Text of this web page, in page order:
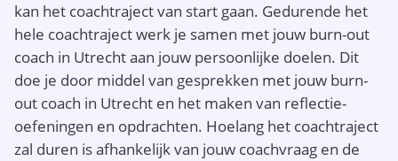
kan het coachtraject van start gaan. Gedurende het
hele coachtraject werk je samen met jouw burn-out
coach in Utrecht aan jouw persoonlijke doelen. Dit
doe je door middel van gesprekken met jouw burn-
out coach in Utrecht en het maken van reflectie-
oefeningen en opdrachten. Hoelang het coachtraject
zal duren is afhankelijk van jouw coachvraag en de